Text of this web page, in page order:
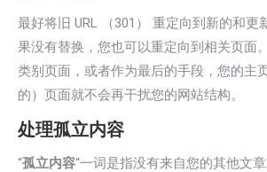
最好将旧 URL （301） 重定向到新的和更
果没有替换，您也可以重定向到相关页面
类别页面，或者作为最后的手段，您的主
的）页面就不会再干扰您的网站结构。
处理孤立内容
“孤立内容“一词是指没有来自您的其他文